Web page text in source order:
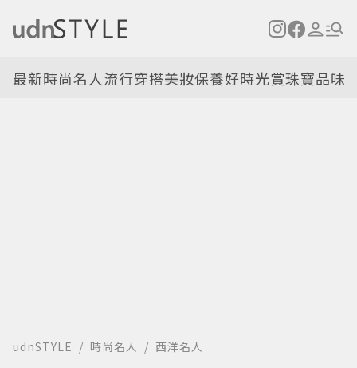
最新時尚名人流行穿搭美妝保養好時光賞珠寶品味
udnSTYLE 時尚名人 西洋名人